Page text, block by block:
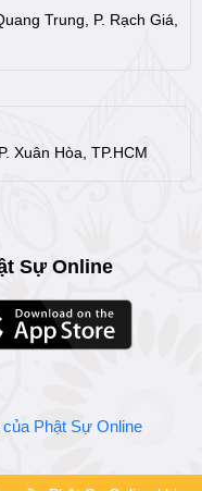
Trung, P. Rạch Giá,
Xuân Hòa, TP.HCM
Sự Online
Phật Sự Online